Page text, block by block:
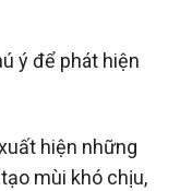
ý để phát hiện
hiện những
mùi khó chịu,